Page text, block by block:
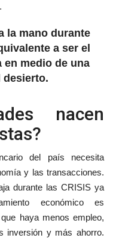
.
la mano durante
a ser el
en medio de una
desierto.
nacen
del país necesita
y las transacciones.
durante las CRISIS ya
económico es
haya menos empleo,
inversión y más ahorro.